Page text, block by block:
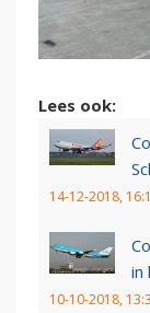
Lees ook:
14-12-2018,
in
10-10-2018,